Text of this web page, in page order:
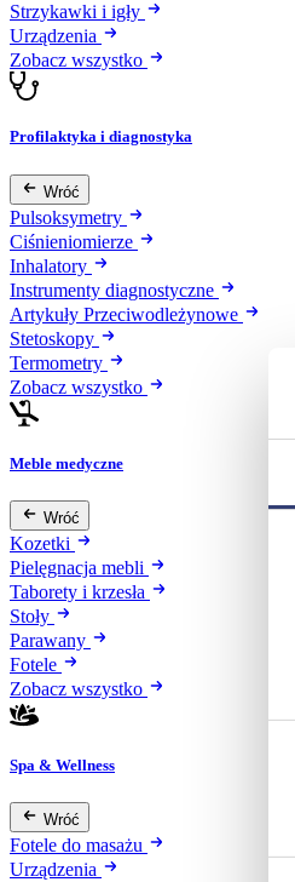
Strzykawki i igły
Urządzenia
Zobacz wszystko
Profilaktyka i diagnostyka
Wróć
Pulsoksymetry
Ciśnieniomierze
Inhalatory
Instrumenty diagnostyczne
Artykuły Przeciwodleżynowe
Stetoskopy
Termometry
Zobacz wszystko
Meble medyczne
Wróć
Kozetki
Pielęgnacja mebli
Taborety i krzesła
Stoły
Parawany
Fotele
Zobacz wszystko
Spa & Wellness
Wróć
Fotele do masażu
Urządzenia